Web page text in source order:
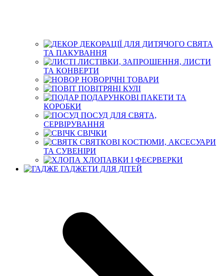
ДЕКОРАЦІЇ ДЛЯ ДИТЯЧОГО СВЯТА
ТА ПАКУВАННЯ
ЛИСТІВКИ, ЗАПРОШЕННЯ, ЛИСТИ
ТА КОНВЕРТИ
НОВОРІЧНІ ТОВАРИ
ПОВІТРЯНІ КУЛІ
ПОДАРУНКОВІ ПАКЕТИ ТА
КОРОБКИ
ПОСУД ДЛЯ СВЯТА,
СЕРВІРУВАННЯ
СВІЧКИ
СВЯТКОВІ КОСТЮМИ, АКСЕСУАРИ
ТА СУВЕНІРИ
ХЛОПАВКИ І ФЕЄРВЕРКИ
ГАДЖЕТИ ДЛЯ ДІТЕЙ